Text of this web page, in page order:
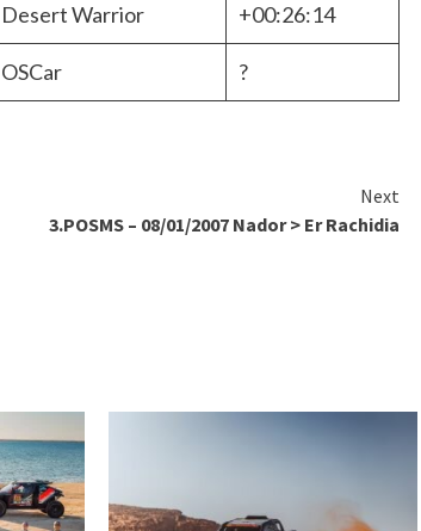
Desert Warrior +00:26:14
OSCar ?
Next
3.POSMS – 08/01/2007 Nador > Er Rachidia